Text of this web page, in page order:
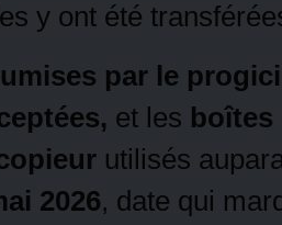
y ont été
par le
et les boîtes
utilisés
2026, date qui